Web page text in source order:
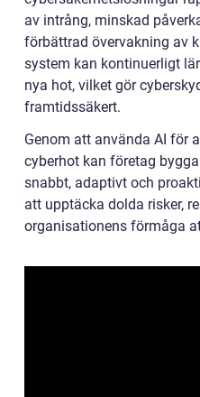
av intrång, minskad
förbättrad övervakning av
system kan kontinuerligt
nya hot, vilket gör
framtidssäkert.
Genom att använda AI för
cyberhot kan företag
snabbt, adaptivt och
att upptäcka dolda risker,
organisationens förmåga